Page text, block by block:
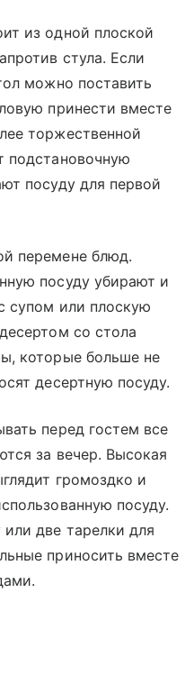
из одной плоской
стула. Если
можно поставить
принести вместе
торжественной
подстановочную
посуду для первой
перемене блюд.
посуду убирают и
супом или плоскую
со стола
которые больше не
десертную посуду.
перед гостем все
за вечер. Высокая
громоздко и
посуду.
две тарелки для
приносить вместе